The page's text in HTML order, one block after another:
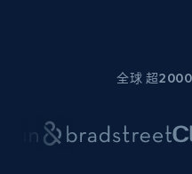
全球 超